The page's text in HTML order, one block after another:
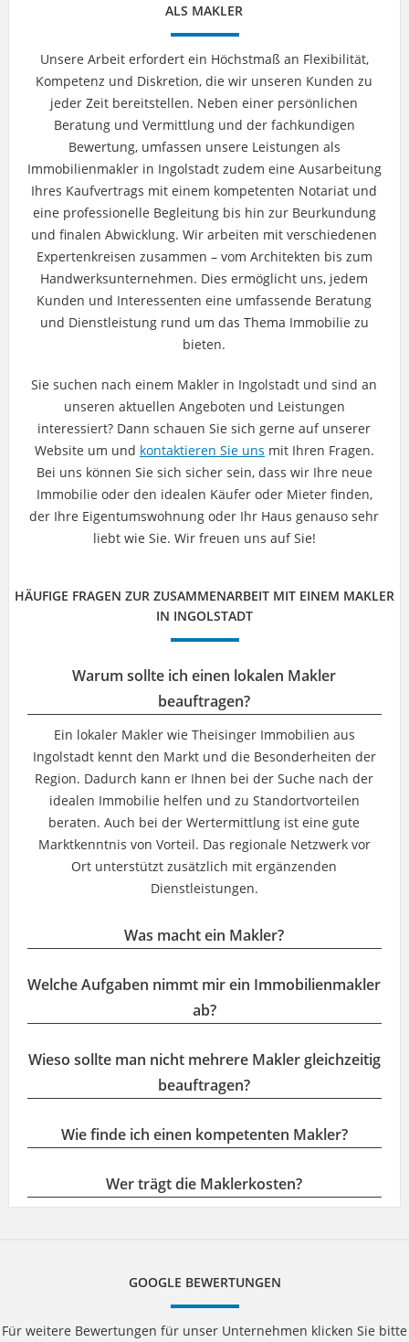
ALS MAKLER
Unsere Arbeit erfordert ein Höchstmaß an Flexibilität,
Kompetenz und Diskretion, die wir unseren Kunden zu
jeder Zeit bereitstellen. Neben einer persönlichen
Beratung und Vermittlung und der fachkundigen
Bewertung, umfassen unsere Leistungen als
Immobilienmakler in Ingolstadt zudem eine Ausarbeitung
Ihres Kaufvertrags mit einem kompetenten Notariat und
eine professionelle Begleitung bis hin zur Beurkundung
und finalen Abwicklung. Wir arbeiten mit verschiedenen
Expertenkreisen zusammen – vom Architekten bis zum
Handwerksunternehmen. Dies ermöglicht uns, jedem
Kunden und Interessenten eine umfassende Beratung
und Dienstleistung rund um das Thema Immobilie zu
bieten.
Sie suchen nach einem Makler in Ingolstadt und sind an
unseren aktuellen Angeboten und Leistungen
interessiert? Dann schauen Sie sich gerne auf unserer
Website um und kontaktieren Sie uns mit Ihren Fragen.
Bei uns können Sie sich sicher sein, dass wir Ihre neue
Immobilie oder den idealen Käufer oder Mieter finden,
der Ihre Eigentumswohnung oder Ihr Haus genauso sehr
liebt wie Sie. Wir freuen uns auf Sie!
HÄUFIGE FRAGEN ZUR ZUSAMMENARBEIT MIT EINEM MAKLER
IN INGOLSTADT
Warum sollte ich einen lokalen Makler
beauftragen?
Ein lokaler Makler wie Theisinger Immobilien aus
Ingolstadt kennt den Markt und die Besonderheiten der
Region. Dadurch kann er Ihnen bei der Suche nach der
idealen Immobilie helfen und zu Standortvorteilen
beraten. Auch bei der Wertermittlung ist eine gute
Marktkenntnis von Vorteil. Das regionale Netzwerk vor
Ort unterstützt zusätzlich mit ergänzenden
Dienstleistungen.
Was macht ein Makler?
Welche Aufgaben nimmt mir ein Immobilienmakler
ab?
Wieso sollte man nicht mehrere Makler gleichzeitig
beauftragen?
Wie finde ich einen kompetenten Makler?
Wer trägt die Maklerkosten?
GOOGLE BEWERTUNGEN
Für weitere Bewertungen für unser Unternehmen klicken Sie bitte